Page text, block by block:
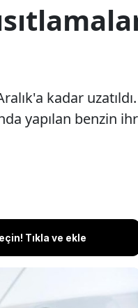
kadar
yapılan benzin
Tıkla ve ekle